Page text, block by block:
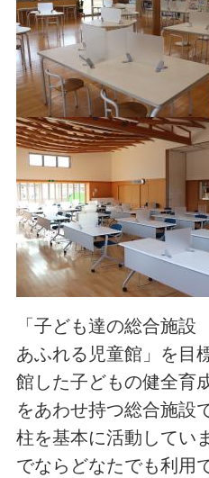
「子ども達の総合施
あふれる児童館」を目
館した子どもの健全育
をあわせ持つ総合施設
柱を基本に活動してい
でならどなたでも利用